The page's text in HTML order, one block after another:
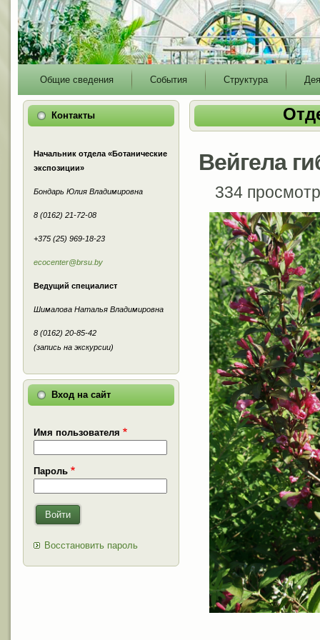
Main
menu
Общие сведения События Структура
Контакты
Начальник отдела «Ботанические
экспозиции»
Бондарь Юлия Владимировна
8 (0162) 21-72-08
+375 (25) 969-18-23
ecocenter@brsu.by
Ведущий специалист
Шималова Наталья Владимировна
8 (0162) 20-85-42
(запись на экскурсии)
Вход на сайт
Имя пользователя
Пароль
Войти
Восстановить пароль
Вейгела
334